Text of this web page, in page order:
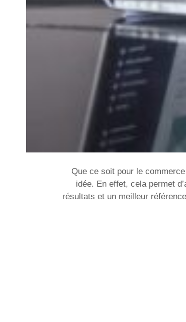
Que ce soit pour le
idée. En effet, cela permet
résultats et un meilleur